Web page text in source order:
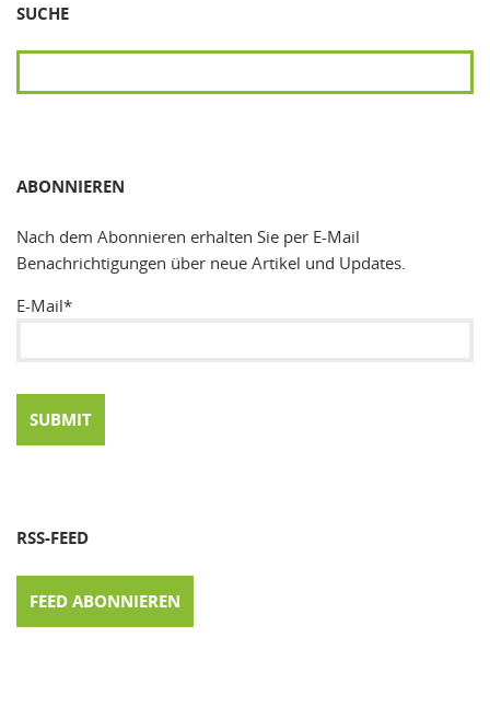
SUCHE
ABONNIEREN
Nach dem Abonnieren erhalten Sie per E-Mail
Benachrichtigungen über neue Artikel und Updates.
E-Mail*
RSS-FEED
FEED ABONNIEREN